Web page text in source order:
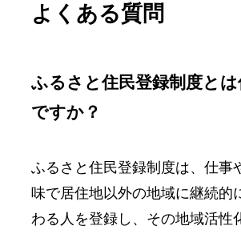
よくある質問
ふるさと住民登録制度と
ですか？
ふるさと住民登録制度は、仕事
味で居住地以外の地域に継続的
わる人を登録し、その地域活性